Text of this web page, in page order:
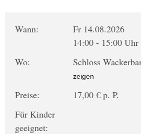
Wann:
Fr 14.08.2026
14:00 - 15:00 Uhr
Wo:
Schloss
zeigen
Preise:
17,00 € p. P.
Für Kinder
geeignet: